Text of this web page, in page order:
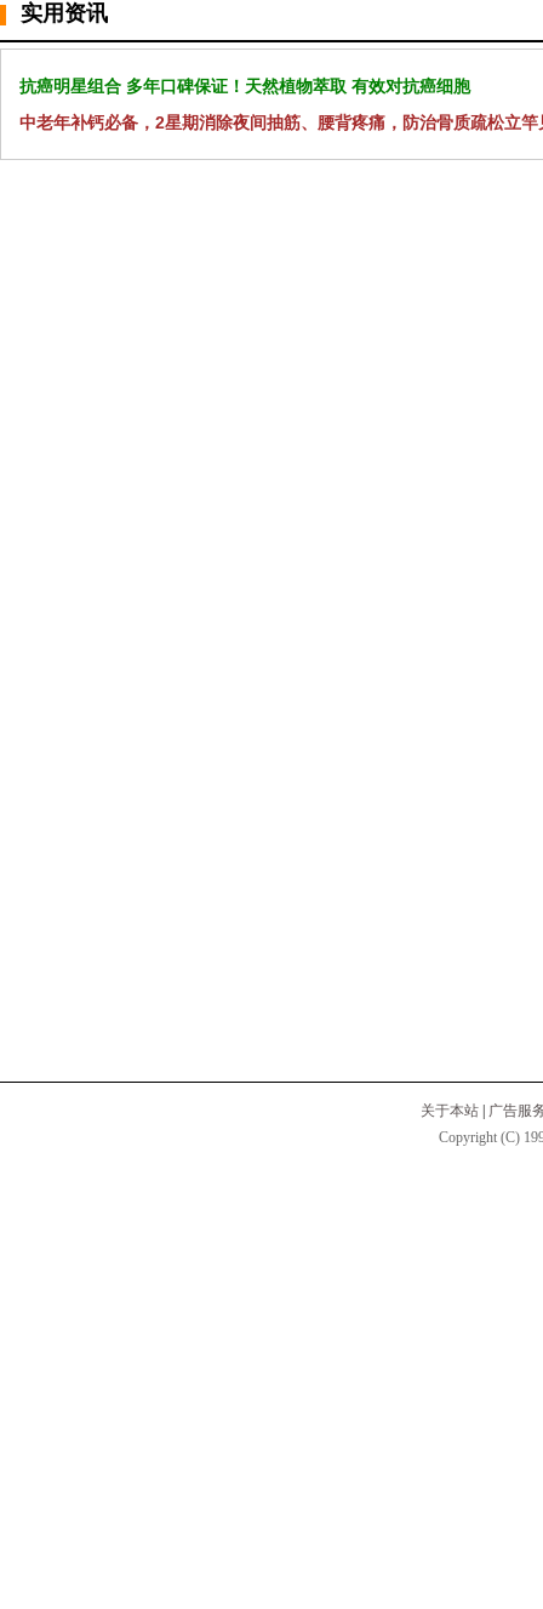
实用资讯
抗癌明星组合 多年口碑保证！天然植物萃取 有效对抗癌细胞
中老年补钙必备，2星期消除夜间抽筋、腰背疼痛，防治骨质疏松立竿
关于本站
广告服
Copyright (C)